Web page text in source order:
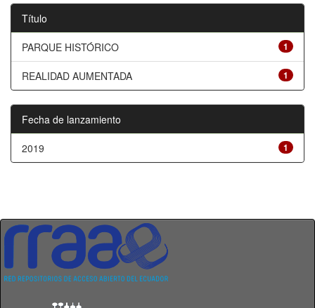
Título
1
PARQUE HISTÓRICO
1
REALIDAD AUMENTADA
Fecha de lanzamiento
1
2019